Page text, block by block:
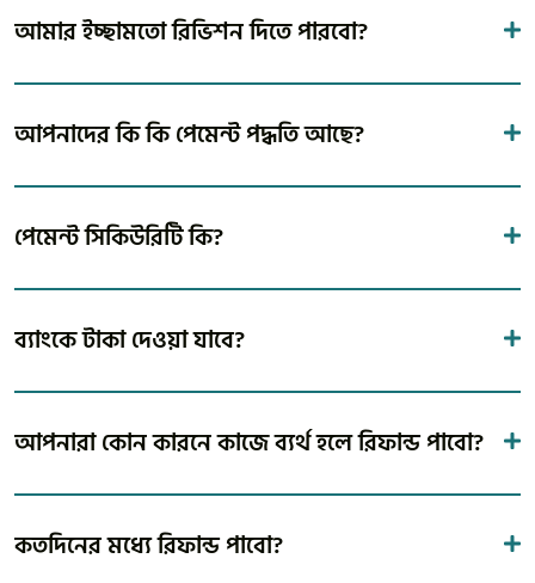
আমার ইচ্ছামতো রিভিশন দিতে পারবো?
আপনাদের কি কি পেমেন্ট পদ্ধতি আছে?
পেমেন্ট সিকিউরিটি কি?
ব্যাংকে টাকা দেওয়া যাবে?
আপনারা কোন কারনে কাজে ব্যর্থ হলে রিফান্ড পাবো?
কতদিনের মধ্যে রিফান্ড পাবো?